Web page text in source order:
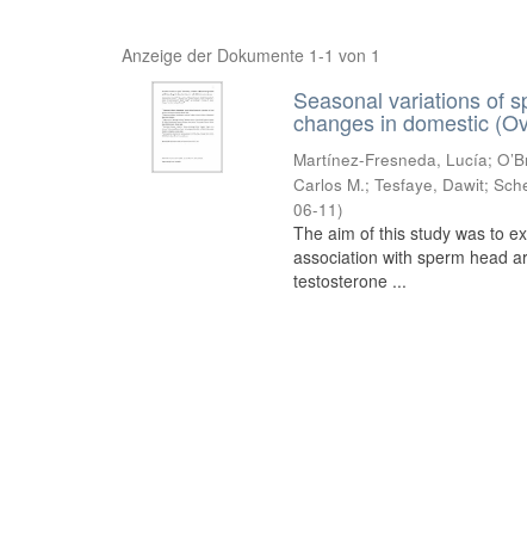
Anzeige der Dokumente 1-1 von 1
Seasonal variations of
changes in domestic
Martínez-Fresneda, Lucía;
Carlos M.;Tesfaye, Dawit;
06-11)
The aim of this study was to
association with sperm head
testosterone ...